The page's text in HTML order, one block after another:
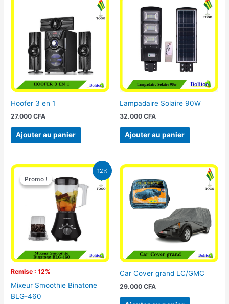
Hoofer 3 en 1
27.000CFA
Ajouter au panier
Lampadaire Solaire 90W
32.000 CFA
Ajouter au panier
12%
Promo !
Remise : 12%
Promo !
Mixeur Smoothie Binatone
BLG-460
Le
prix
initial
était :
25.000 CFA.
Le
prix
actuel
est :
Car Cover grand LC/GMC
29.000 CFA